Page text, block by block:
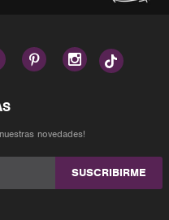
 
novedades!
SUSCRIBIRME